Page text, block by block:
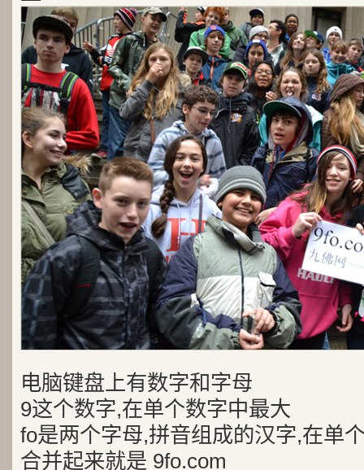
电脑键盘上有数字和字母
9这个数字,在单个数字中最大
fo是两个字母,拼音组成的汉字,在单
合并起来就是 9fo.com